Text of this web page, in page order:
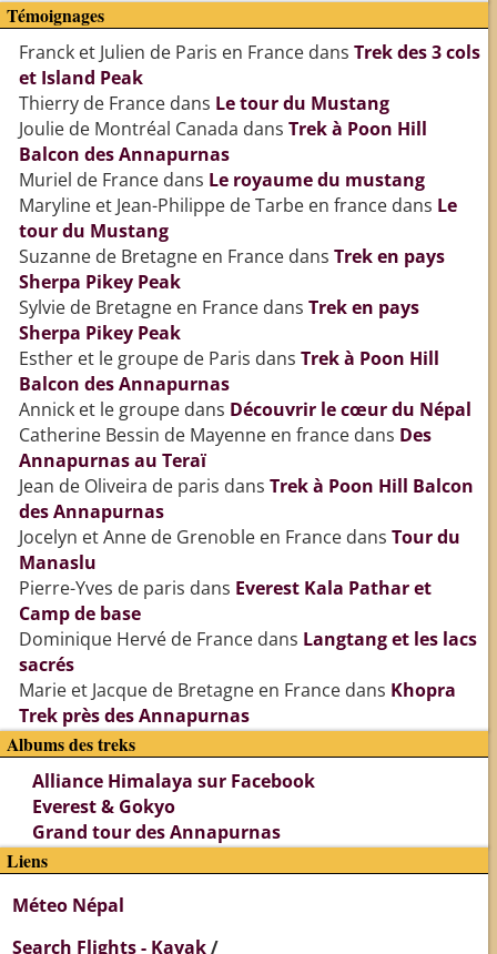
Témoignages
Franck et Julien de Paris en Francedans Trek des 3 cols
et Island Peak
Thierry de Francedans Le tour du Mustang
Joulie de Montréal Canada dans Trek à Poon Hill
Balcon des Annapurnas
Muriel de Francedans Le royaume du mustang
Maryline et Jean-Philippe de Tarbe en francedans Le
tour du Mustang
Suzanne de Bretagne en Francedans Trek en pays
Sherpa Pikey Peak
Sylvie de Bretagne en Francedans Trek en pays
Sherpa Pikey Peak
Esther et le groupe de Paris dans Trek à Poon Hill
Balcon des Annapurnas
Annick et le groupedans Découvrir le cœur du Népal
Catherine Bessin de Mayenne en francedans Des
Annapurnas au Teraï
Jean de Oliveira de paris dans Trek à Poon Hill Balcon
des Annapurnas
Jocelyn et Anne de Grenoble en Francedans Tour du
Manaslu
Pierre-Yves de paris dans Everest Kala Pathar et
Camp de base
Dominique Hervé de Francedans Langtang et les lacs
sacrés
Marie et Jacque de Bretagne en Francedans Khopra
Trek près des Annapurnas
Albums des treks
Alliance Himalaya sur Facebook
Everest & Gokyo
Grand tour des Annapurnas
Liens
Méteo Népal
Search Flights - Kayak/